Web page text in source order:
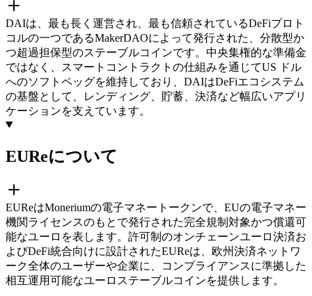
DAIは、最も長く運営され、最も信頼されているDeFiプロト
コルの一つであるMakerDAOによって発行された、分散型か
つ超過担保型のステーブルコインです。中央集権的な準備金
ではなく、スマートコントラクトの仕組みを通じてUS ドル
へのソフトペッグを維持しており、DAIはDeFiエコシステム
の基盤として、レンディング、貯蓄、決済など幅広いアプリ
ケーションを支えています。
EUReについて
EUReはMoneriumの電子マネートークンで、EUの電子マネー
機関ライセンスのもとで発行された完全規制対象かつ償還可
能なユーロを表します。許可制のオンチェーンユーロ決済お
よびDeFi統合向けに設計されたEUReは、欧州決済ネットワ
ーク全体のユーザーや企業に、コンプライアンスに準拠した
相互運用可能なユーロステーブルコインを提供します。